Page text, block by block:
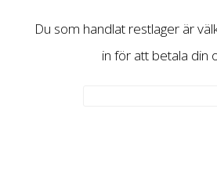
Du som handlat restlager är
in för att betala din